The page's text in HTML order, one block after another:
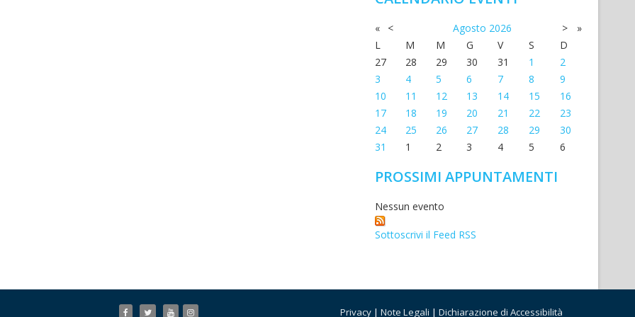
« < Agosto 2026 >
»
L
M M G V S
D
27
28 29 30 31 1
2
3
4 5 6 7 8
9
10
11 12 13 14 15
16
17
18 19 20 21 22
23
24
25 26 27 28 29
30
31
1 2 3 4 5 6
PROSSIMI APPUNTAMENTI
Nessun evento
Sottoscrivi il Feed RSS
Privacy | Note Legali | Dichiarazione di Accessibilità